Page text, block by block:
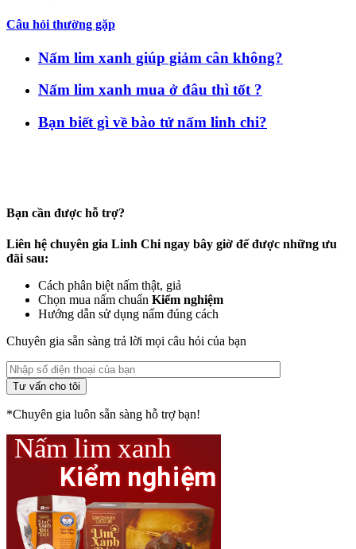
Câu hỏi thường gặp
Nấm lim xanh giúp giảm cân không?
Nấm lim xanh mua ở đâu thì tốt ?
Bạn biết gì về bào tử nấm linh chi?
Bạn cần được hỗ trợ?
Liên hệ chuyên gia Linh Chi ngay bây giờ để được những ưu
đãi sau:
Cách phân biệt nấm thật, giả
Chọn mua nấm chuẩn Kiểm nghiệm
Hướng dẫn sử dụng nấm đúng cách
Chuyên gia sẵn sàng trả lời mọi câu hỏi của bạn
*Chuyên gia luôn sẵn sàng hỗ trợ bạn!